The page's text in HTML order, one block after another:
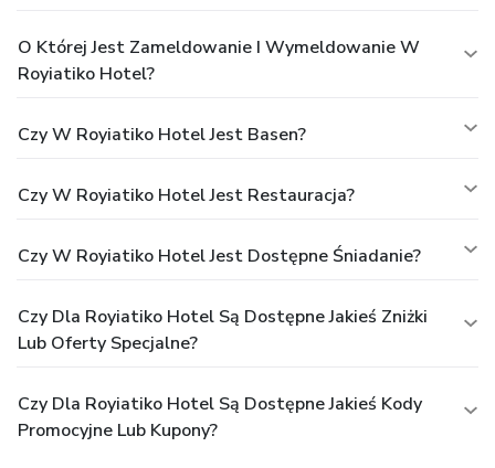
O Której Jest Zameldowanie I Wymeldowanie W
Royiatiko Hotel?
Czy W Royiatiko Hotel Jest Basen?
Czy W Royiatiko Hotel Jest Restauracja?
Czy W Royiatiko Hotel Jest Dostępne Śniadanie?
Czy Dla Royiatiko Hotel Są Dostępne Jakieś Zniżki
Lub Oferty Specjalne?
Czy Dla Royiatiko Hotel Są Dostępne Jakieś Kody
Promocyjne Lub Kupony?